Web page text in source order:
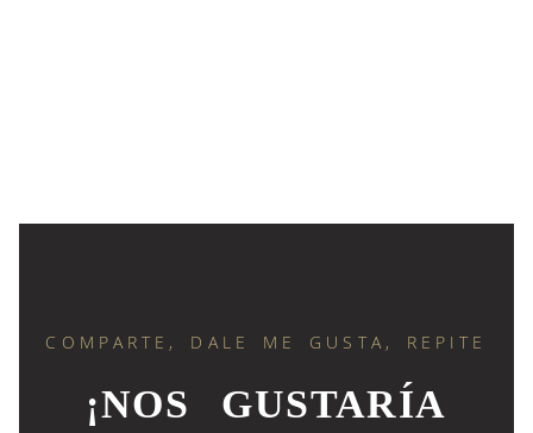
COMPARTE, DALE ME GUSTA, REPITE
¡NOS GUSTARÍA